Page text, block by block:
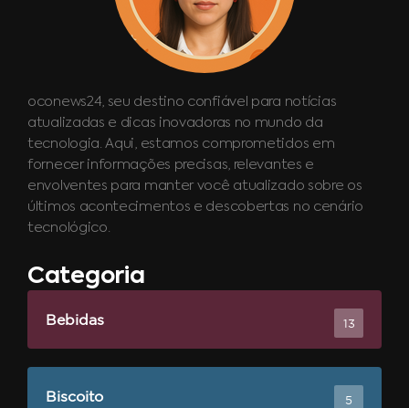
oconews24, seu destino confiável para notícias
atualizadas e dicas inovadoras no mundo da
tecnologia. Aqui, estamos comprometidos em
fornecer informações precisas, relevantes e
envolventes para manter você atualizado sobre os
últimos acontecimentos e descobertas no cenário
tecnológico.
Categoria
Bebidas 13
Biscoito 5